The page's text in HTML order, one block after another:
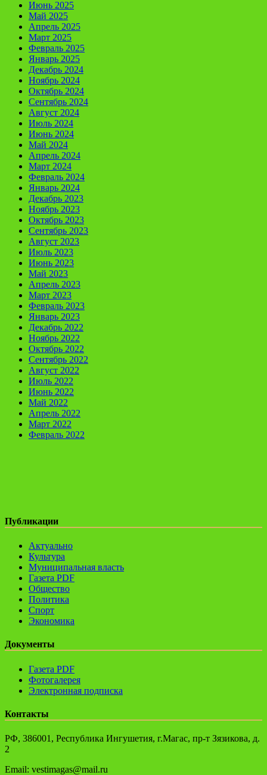
Июнь 2025
Май 2025
Апрель 2025
Март 2025
Февраль 2025
Январь 2025
Декабрь 2024
Ноябрь 2024
Октябрь 2024
Сентябрь 2024
Август 2024
Июль 2024
Июнь 2024
Май 2024
Апрель 2024
Март 2024
Февраль 2024
Январь 2024
Декабрь 2023
Ноябрь 2023
Октябрь 2023
Сентябрь 2023
Август 2023
Июль 2023
Июнь 2023
Май 2023
Апрель 2023
Март 2023
Февраль 2023
Январь 2023
Декабрь 2022
Ноябрь 2022
Октябрь 2022
Сентябрь 2022
Август 2022
Июль 2022
Июнь 2022
Май 2022
Апрель 2022
Март 2022
Февраль 2022
Публикации
Актуально
Культура
Муниципальная власть
Газета PDF
Общество
Политика
Спорт
Экономика
Документы
Газета PDF
Фотогалерея
Электронная подписка
Контакты
РФ, 386001, Республика Ингушетия, г.Магас, пр-т Зязикова, д.
2
Email: vestimagas@mail.ru